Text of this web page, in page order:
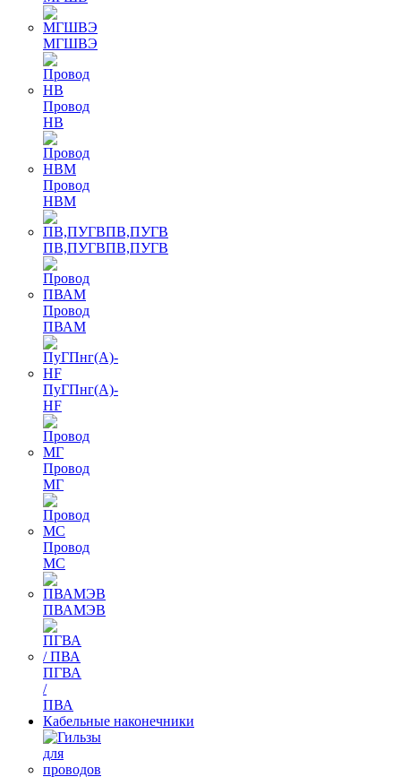
МГШВЭ
Провод
НВ
Провод
НВМ
ПВ,ПУГВПВ,ПУГВ
Провод
ПВАМ
ПуГПнг(A)-
HF
Провод
МГ
Провод
МС
ПВАМЭВ
ПГВА
/
ПВА
Кабельные наконечники